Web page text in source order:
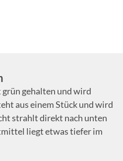
gehalten und wird
aus einem Stück und wird
strahlt direkt nach unten
liegt etwas tiefer im